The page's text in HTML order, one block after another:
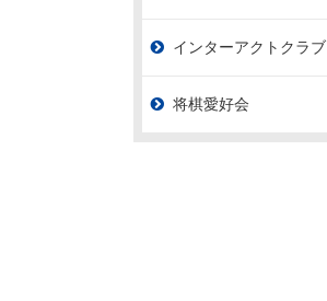
インターアクトクラブ
将棋愛好会